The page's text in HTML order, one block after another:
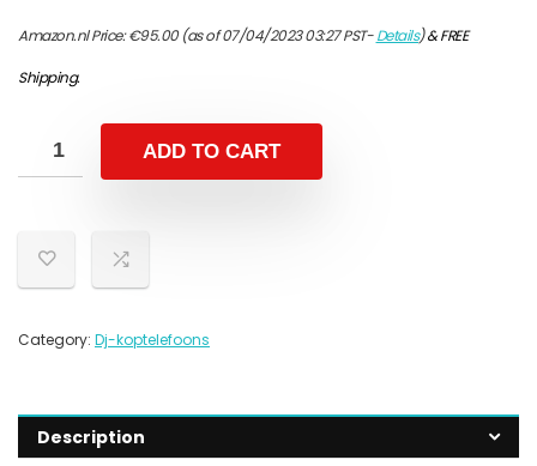
Amazon.nl Price:€95.00(as of 07/04/2023 03:27 PST-Details)&FREE
Shipping.
ADD TO CART
Category: Dj-koptelefoons
Description